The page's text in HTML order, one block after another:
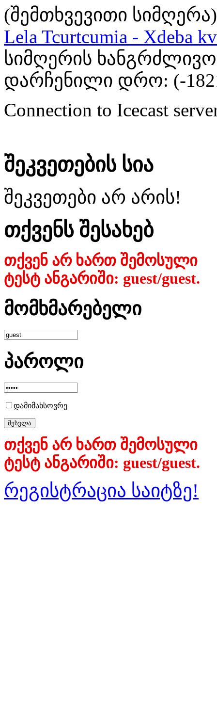
(შემთხვევითი სიმღერა)
Lela Tcurtcumia - Xdeba
სიმღერის
დარჩენილი დრო: (-
Connection to Icecast
შეკვეთების სია
შეკვეთები არ არის!
თქვენს შესახებ
თქვენ არ ხართ შემოსული
ტესტ ანგარიში: guest/guest.
მომხმარებელი
პაროლი
დამიმახსოვრე
თქვენ არ ხართ შემოსული
ტესტ ანგარიში: guest/guest.
რეგისტრაცია საიტზე!